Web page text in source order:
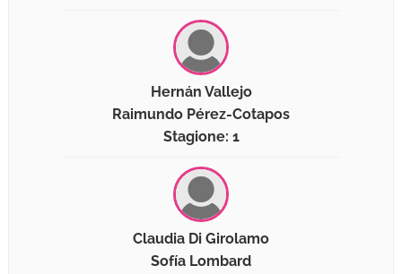
Hernán Vallejo
Raimundo Pérez-Cotapos
Stagione: 1
Claudia Di Girolamo
Sofía Lombard